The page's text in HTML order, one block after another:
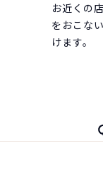
お近くの
をおこな
けます。